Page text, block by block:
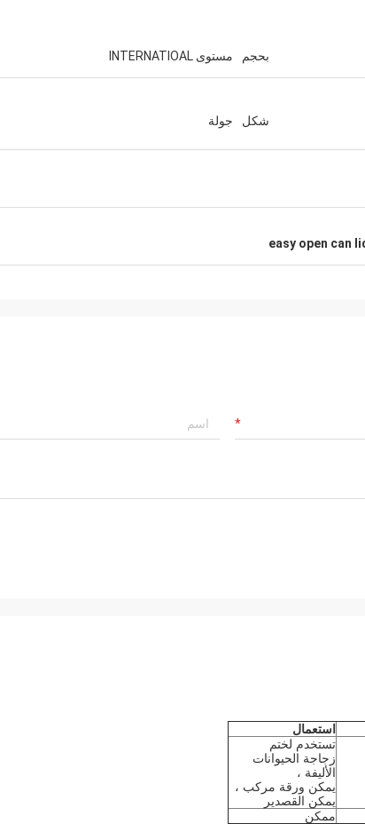
التسويق لدينا الآن،
بحجم مستوى INTERNATIOAL
شكل جولة
easy open can
استعمال
تستخدم لختم
زجاجة الحيوانات
الأليفة ،
يمكن ورقة مركب ،
يمكن القصدير
ممكن